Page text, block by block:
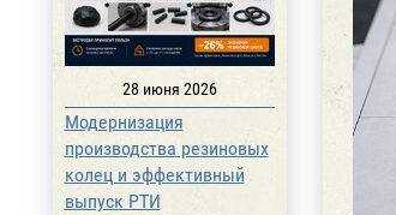
28 июня 2026
Модернизация
производства резиновых
колец и эффективный
выпуск РТИ